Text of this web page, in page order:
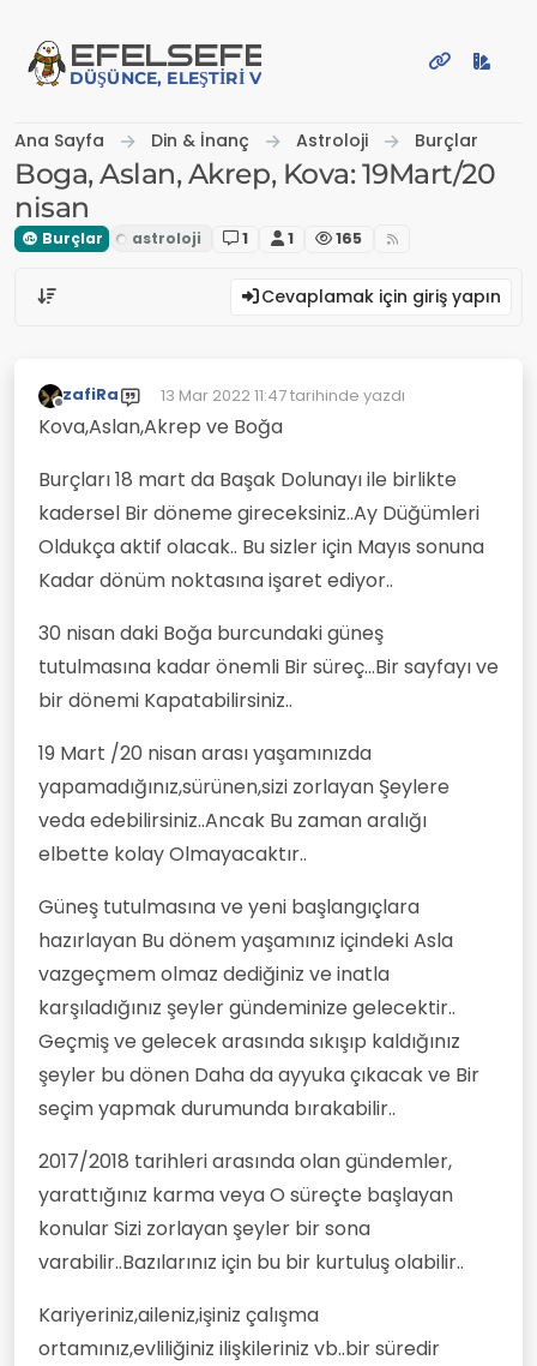
EFELSEFE
DÜŞÜNCE, ELEŞTIRI VE PAYLAŞIM PLATFORMU
Ana Sayfa Din & İnanç Astroloji Burçlar
Boga, Aslan, Akrep, Kova: 19Mart/20
nisan
Burçlar 1 1 165
Cevaplamak için giriş yapın
Çevrimdışı
zafiRa 13 Mar 2022 11:47tarihinde yazdı
Son düzenleyen:
Kova,Aslan,Akrep ve Boğa
Burçları 18 mart da Başak Dolunayı ile birlikte
kadersel Bir döneme gireceksiniz..Ay Düğümleri
Oldukça aktif olacak.. Bu sizler için Mayıs sonuna
Kadar dönüm noktasına işaret ediyor..
30 nisan daki Boğa burcundaki güneş
tutulmasına kadar önemli Bir süreç...Bir sayfayı ve
bir dönemi Kapatabilirsiniz..
19 Mart /20 nisan arası yaşamınızda
yapamadığınız,sürünen,sizi zorlayan Şeylere
veda edebilirsiniz..Ancak Bu zaman aralığı
elbette kolay Olmayacaktır..
Güneş tutulmasına ve yeni başlangıçlara
hazırlayan Bu dönem yaşamınız içindeki Asla
vazgeçmem olmaz dediğiniz ve inatla
karşıladığınız şeyler gündeminize gelecektir..
Geçmiş ve gelecek arasında sıkışıp kaldığınız
şeyler bu dönen Daha da ayyuka çıkacak ve Bir
seçim yapmak durumunda bırakabilir..
2017/2018 tarihleri arasında olan gündemler,
yarattığınız karma veya O süreçte başlayan
konular Sizi zorlayan şeyler bir sona
varabilir..Bazılarınız için bu bir kurtuluş olabilir..
Kariyeriniz,aileniz,işiniz çalışma
ortamınız,evliliğiniz ilişkileriniz vb..bir süredir